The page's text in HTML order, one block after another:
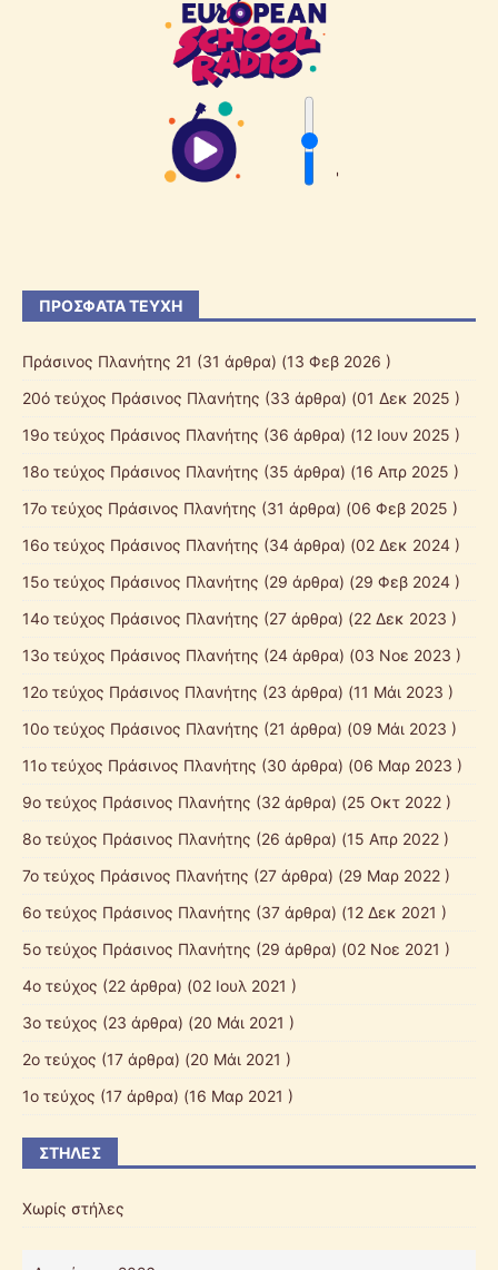
'
ΠΡΌΣΦΑΤΑ ΤΕΎΧΗ
Πράσινος Πλανήτης 21 (31 άρθρα) (13 Φεβ 2026 )
20ό τεύχος Πράσινος Πλανήτης (33 άρθρα) (01 Δεκ 2025 )
19ο τεύχος Πράσινος Πλανήτης (36 άρθρα) (12 Ιουν 2025 )
18ο τεύχος Πράσινος Πλανήτης (35 άρθρα) (16 Απρ 2025 )
17ο τεύχος Πράσινος Πλανήτης (31 άρθρα) (06 Φεβ 2025 )
16ο τεύχος Πράσινος Πλανήτης (34 άρθρα) (02 Δεκ 2024 )
15ο τεύχος Πράσινος Πλανήτης (29 άρθρα) (29 Φεβ 2024 )
14ο τεύχος Πράσινος Πλανήτης (27 άρθρα) (22 Δεκ 2023 )
13ο τεύχος Πράσινος Πλανήτης (24 άρθρα) (03 Νοε 2023 )
12ο τεύχος Πράσινος Πλανήτης (23 άρθρα) (11 Μάι 2023 )
10ο τεύχος Πράσινος Πλανήτης (21 άρθρα) (09 Μάι 2023 )
11ο τεύχος Πράσινος Πλανήτης (30 άρθρα) (06 Μαρ 2023 )
9ο τεύχος Πράσινος Πλανήτης (32 άρθρα) (25 Οκτ 2022 )
8ο τεύχος Πράσινος Πλανήτης (26 άρθρα) (15 Απρ 2022 )
7ο τεύχος Πράσινος Πλανήτης (27 άρθρα) (29 Μαρ 2022 )
6ο τεύχος Πράσινος Πλανήτης (37 άρθρα) (12 Δεκ 2021 )
5ο τεύχος Πράσινος Πλανήτης (29 άρθρα) (02 Νοε 2021 )
4ο τεύχος (22 άρθρα) (02 Ιουλ 2021 )
3ο τεύχος (23 άρθρα) (20 Μάι 2021 )
2ο τεύχος (17 άρθρα) (20 Μάι 2021 )
1ο τεύχος (17 άρθρα) (16 Μαρ 2021 )
ΣΤΉΛΕΣ
Χωρίς στήλες